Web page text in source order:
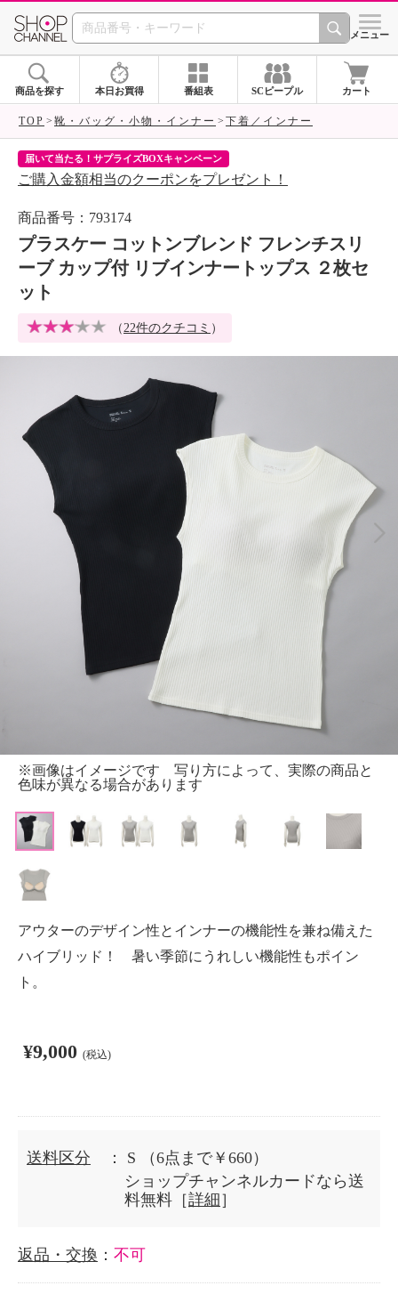
SHOP CHANNEL シメニュー
商品を探す 本日お買得 番組表 SCピープル カート
TOP 靴・バッグ・小物・インナー 下着／インナー
届いて当たる！サプライズBOXキャンペーン
ご購入金額相当のクーポンをプレゼント！
商品番号：793174
プラスケー コットンブレンド フレンチスリ
ーブ カップ付 リブインナートップス ２枚セ
ット
（22件のクチコミ ）
※画像はイメージです 写り方によって、実際の商品と
色味が異なる場合があります
アウターのデザイン性とインナーの機能性を兼ね備えた
ハイブリッド！ 暑い季節にうれしい機能性もポイン
ト。
¥9,000 (税込)
送料区分 ： S
（6点まで￥660）
ショップチャンネルカードなら送
料無料［詳細 ］
返品・交換 ： 不可